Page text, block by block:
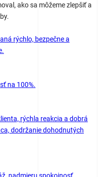
ako sa môžeme zlepšiť a
rýchlo, bezpečne a
na 100%.
rýchla reakcia a dobrá
dodržanie dohodnutých